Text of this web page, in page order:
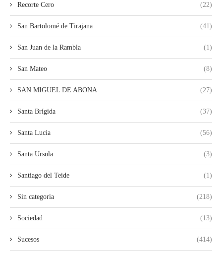
Recorte Cero (22)
San Bartolomé de Tirajana (41)
San Juan de la Rambla (1)
San Mateo (8)
SAN MIGUEL DE ABONA (27)
Santa Brígida (37)
Santa Lucia (56)
Santa Ursula (3)
Santiago del Teide (1)
Sin categoria (218)
Sociedad (13)
Sucesos (414)